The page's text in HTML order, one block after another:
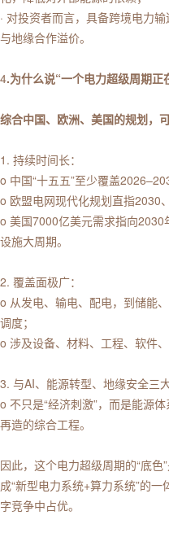
· 对投资者而言，具备跨境电力
与地缘合作溢价。
4.为什么说“一个电力超级周期正
综合中国、欧洲、美国的规划，
1. 持续时间长：
o 中国“十五五”至少覆盖
o 欧盟电网现代化规划直指2030
o 美国7000亿美元需求指向
设施大周期。
2. 覆盖面极广：
o 从发电、输电、配电，到储能
调度；
o 涉及设备、材料、工程、软件
3. 与AI、能源转型、地缘安全三
o 不只是“经济刺激”，而是能源
再造的综合工程。
因此，这个电力超级周期的“底
成“新型电力系统+算力系统”的
字竞争中占优。